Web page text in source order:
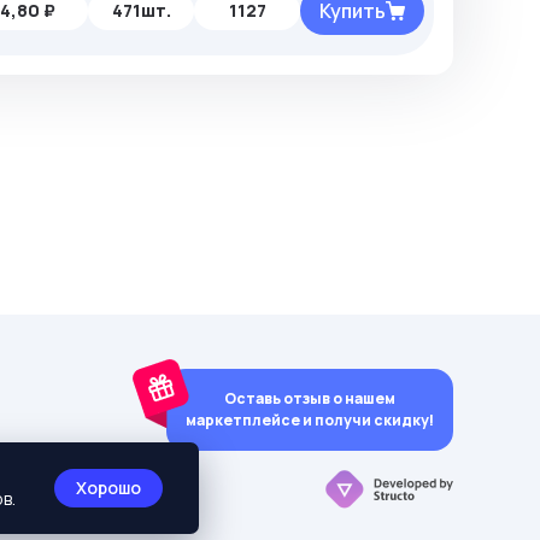
₽ 471шт. 1127 Купить
Оставь отзыв о нашем
маркетплейсе и получи скидку!
Хорошо